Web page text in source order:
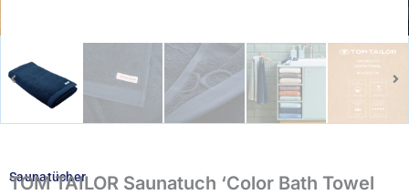
Saunatücher
TOM TAILOR Saunatuch ‘Color Bath Towel